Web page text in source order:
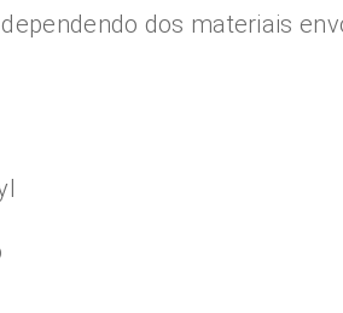
dos materiais